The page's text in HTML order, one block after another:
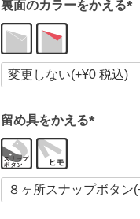
裏面のカラーをかえる
須
)
留め具をかえる
須
)